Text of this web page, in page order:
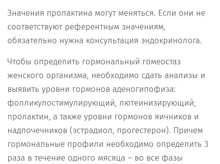
Значения пролактина могут меняться. Если они не
соответствуют референтным значениям,
обязательно нужна консультация эндокринолога.
Чтобы определить гормональный гомеостаз
женского организма, необходимо сдать анализы и
выявить уровни гормонов аденогипофиза:
фолликулостимулирующий, лютеинизирующий,
пролактин, а также уровни гормонов яичников и
надпочечников (эстрадиол, прогестерон). Причем
гормональные профили необходимо определить 3
раза в течение одного мясяца – во все фазы